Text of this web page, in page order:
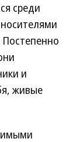
среди
Постепенно
и
живые